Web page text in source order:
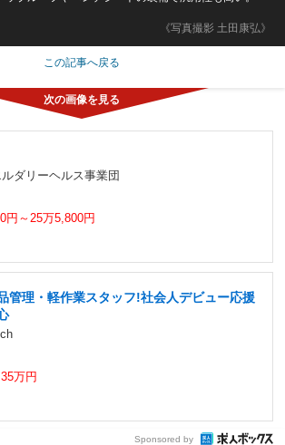
《写真撮影 土田康弘》
この記事へ戻る
ダリーヘルス事業団
円～25万5,800円
管理・軽作業スタッフ!社会人デビュー応援
万円
Sponsored by